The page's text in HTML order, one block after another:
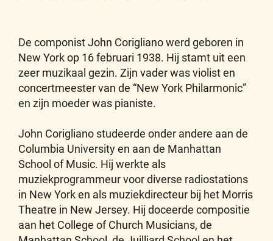
De componist John Corigliano werd geboren in
New York op 16 februari 1938. Hij stamt uit een
zeer muzikaal gezin. Zijn vader was violist en
concertmeester van de “New York Philarmonic”
en zijn moeder was pianiste.
John Corigliano studeerde onder andere aan de
Columbia University en aan de Manhattan
School of Music. Hij werkte als
muziekprogrammeur voor diverse radiostations
in New York en als muziekdirecteur bij het Morris
Theatre in New Jersey. Hij doceerde compositie
aan het College of Church Musicians, de